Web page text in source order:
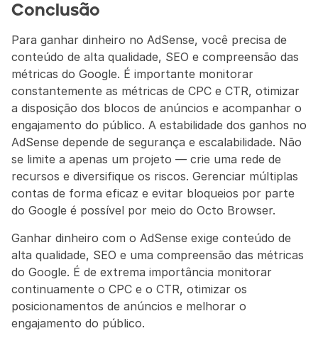
Conclusão
Para ganhar dinheiro no AdSense, você precisa de
conteúdo de alta qualidade, SEO e compreensão das
métricas do Google. É importante monitorar
constantemente as métricas de CPC e CTR, otimizar
a disposição dos blocos de anúncios e acompanhar o
engajamento do público. A estabilidade dos ganhos no
AdSense depende de segurança e escalabilidade. Não
se limite a apenas um projeto — crie uma rede de
recursos e diversifique os riscos. Gerenciar múltiplas
contas de forma eficaz e evitar bloqueios por parte
do Google é possível por meio do Octo Browser.
Ganhar dinheiro com o AdSense exige conteúdo de
alta qualidade, SEO e uma compreensão das métricas
do Google. É de extrema importância monitorar
continuamente o CPC e o CTR, otimizar os
posicionamentos de anúncios e melhorar o
engajamento do público.